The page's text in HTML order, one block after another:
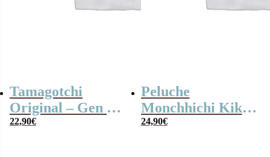
Tamagotchi
Original – Gen 2 –
Tama Universe –
22,90€
Peluche
Monchhichi Kiki
Rock (20 cm)
24,90€